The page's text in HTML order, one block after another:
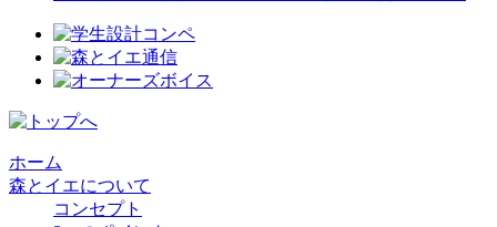
ホーム
森とイエについて
コンセプト